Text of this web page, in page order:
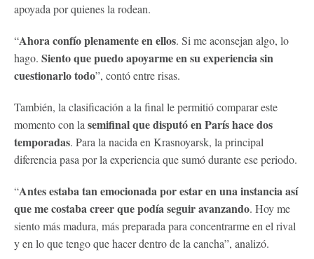
apoyada por quienes la rodean.
“Ahora confío plenamente en ellos. Si me aconsejan algo, lo
hago. Siento que puedo apoyarme en su experiencia sin
cuestionarlo todo”, contó entre risas.
También, la clasificación a la final le permitió comparar este
momento con la semifinal que disputó en París hace dos
temporadas. Para la nacida en Krasnoyarsk, la principal
diferencia pasa por la experiencia que sumó durante ese periodo.
“Antes estaba tan emocionada por estar en una instancia así
que me costaba creer que podía seguir avanzando. Hoy me
siento más madura, más preparada para concentrarme en el rival
y en lo que tengo que hacer dentro de la cancha”, analizó.